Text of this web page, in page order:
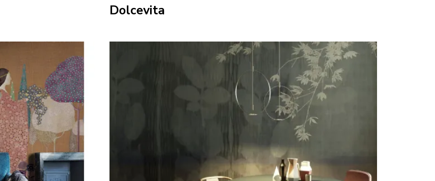
Dolcevita